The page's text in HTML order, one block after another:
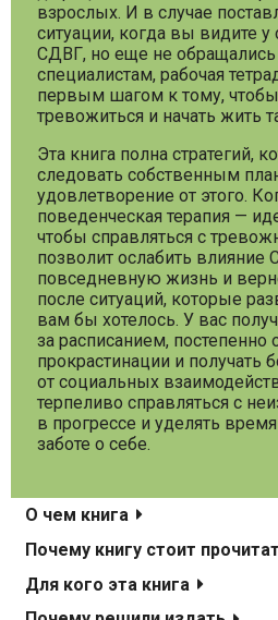
взрослых. И в случае
ситуации, когда вы видите у
СДВГ, но еще не
специалистам, рабочая
первым шагом к тому,
тревожиться и начать жить
Эта книга полна стратегий,
следовать собственным
удовлетворение от этого.
поведенческая терапия —
чтобы справляться с
позволит ослабить
повседневную жизнь и
после ситуаций, которые
вам бы хотелось. У вас
за расписанием, постепенно
прокрастинации и получать
от социальных
терпеливо справляться с
в прогрессе и уделять
заботе о себе.
О чем книга
Почему книгу стоит
Для кого эта книга